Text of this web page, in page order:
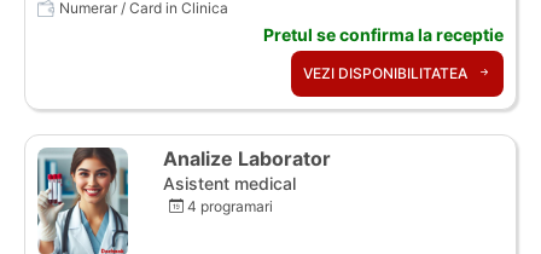
Numerar / Card in Clinica
Pretul se confirma la receptie
VEZI DISPONIBILITATEA
Analize Laborator
Asistent medical
4 programari